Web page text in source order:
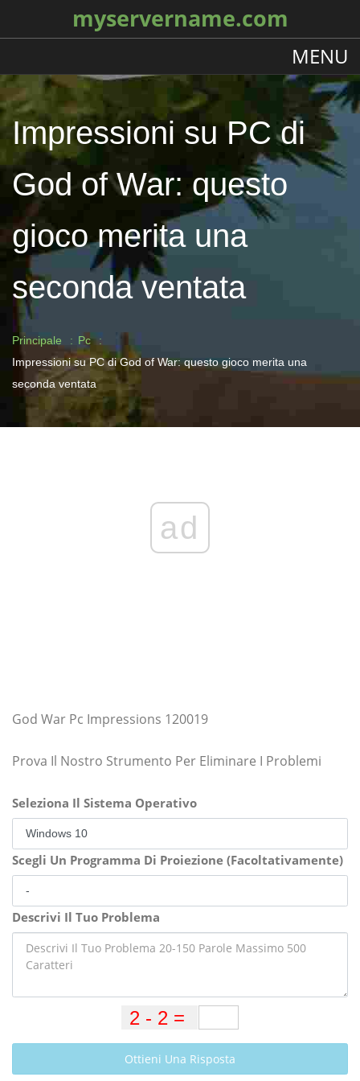
myservername.com
MENU
Impressioni su PC di
God of War: questo
gioco merita una
seconda ventata
Principale
Pc
Impressioni su PC di God of War: questo gioco merita una
seconda ventata
ad
God War Pc Impressions 120019
Prova Il Nostro Strumento Per Eliminare I Problemi
Seleziona Il Sistema Operativo
Scegli Un Programma Di Proiezione (Facoltativamente)
Descrivi Il Tuo Problema
Ottieni Una Risposta